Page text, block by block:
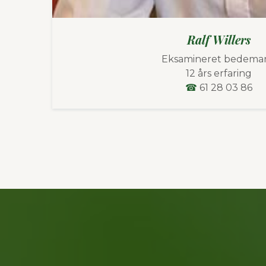
Jeanette Willers
Eksamineret
12 års erfaring
☎ 61 28 03 85